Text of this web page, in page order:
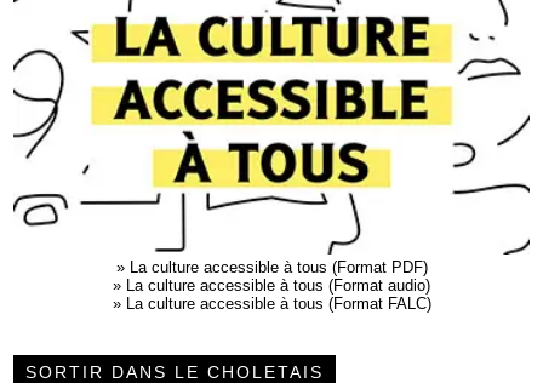
»
La culture accessible à tous (Format PDF)
»
La culture accessible à tous (Format audio)
»
La culture accessible à tous (Format FALC)
SORTIR DANS LE CHOLETAIS